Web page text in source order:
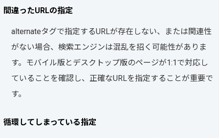
間違ったURLの指定
alternateタグで指定するURLが存在しない、または関連性
がない場合、検索エンジンは混乱を招く可能性がありま
す。モバイル版とデスクトップ版のページが1:1で対応し
ていることを確認し、正確なURLを指定することが重要で
す。
循環してしまっている指定